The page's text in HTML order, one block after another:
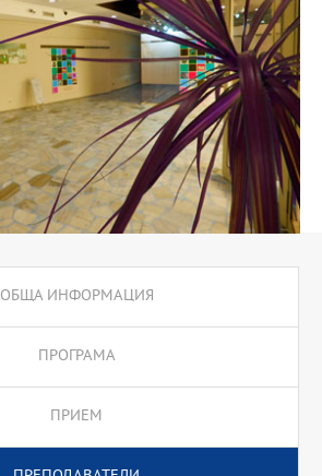
ОБЩА ИНФОРМАЦИЯ
ПРОГРАМА
ПРИЕМ